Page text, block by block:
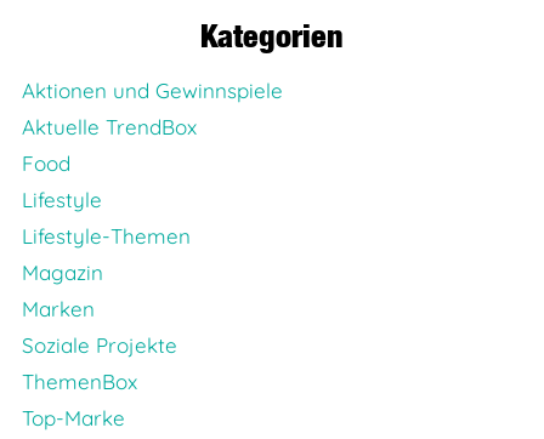
Kategorien
Aktionen und Gewinnspiele
Aktuelle TrendBox
Food
Lifestyle
Lifestyle-Themen
Magazin
Marken
Soziale Projekte
ThemenBox
Top-Marke